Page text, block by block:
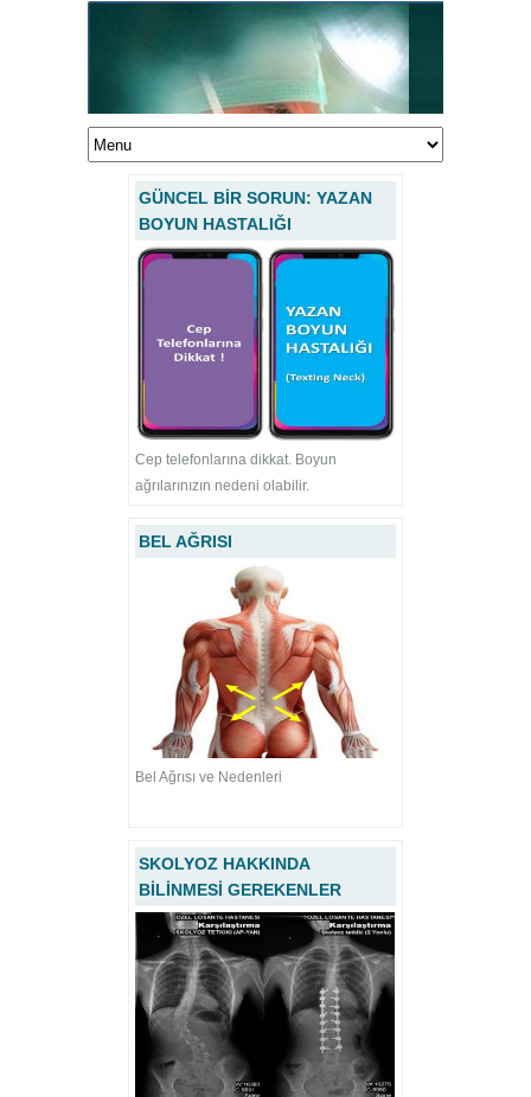
GÜNCEL BİR SORUN: YAZAN
BOYUN HASTALIĞI
Cep telefonlarına dikkat. Boyun
ağrılarınızın nedeni olabilir.
BEL AĞRISI
Bel Ağrısı ve Nedenleri
SKOLYOZ HAKKINDA
BİLİNMESİ GEREKENLER